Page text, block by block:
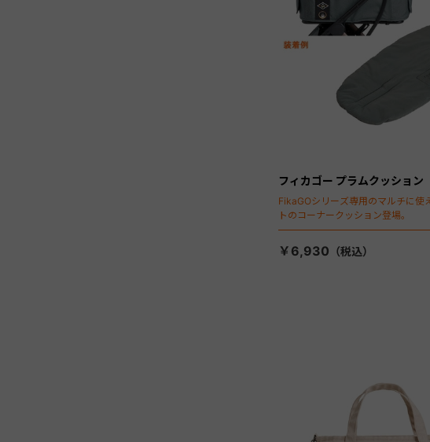
フィカゴー プラムクッション
FikaGOシリーズ専用のマルチに使
トのコーナークッション登場。
￥6,930